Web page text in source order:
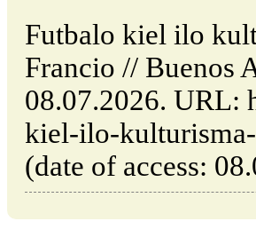
Futbalo kiel ilo
Francio // Buenos
08.07.2026. URL:
kiel-ilo-
(date of access: